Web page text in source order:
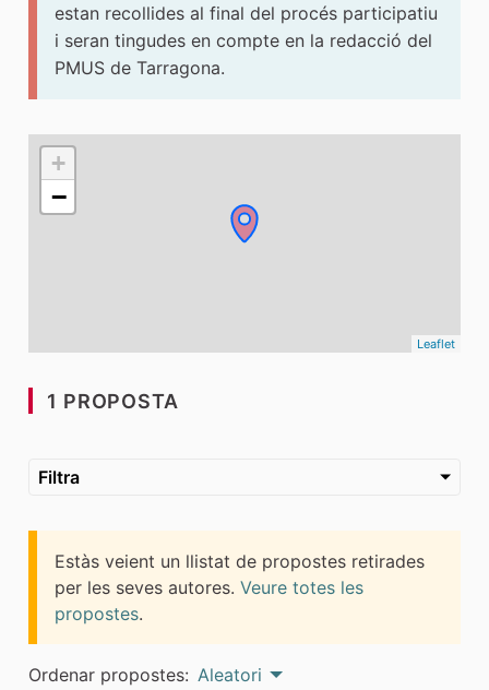
estan recollides al final del procés participatiu
i seran tingudes en compte en la redacció del
PMUS de Tarragona.
El següent element és un mapa que presenta els
+
−
Leaflet
1 PROPOSTA
Filtra
Estàs veient un llistat de propostes retirades
per les seves autores. Veure totes les
propostes.
Ordenar propostes: Aleatori